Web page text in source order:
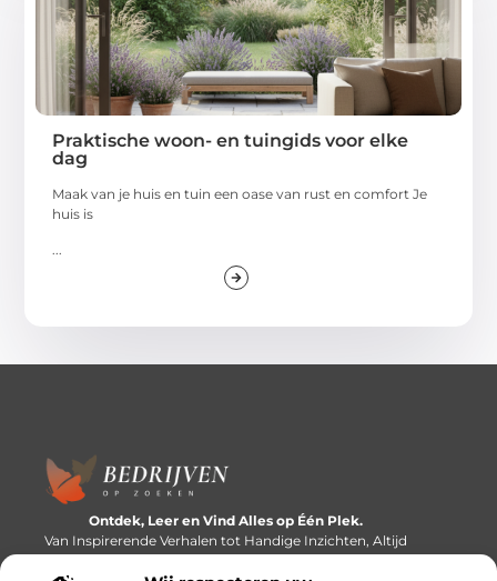
Praktische woon- en tuingids voor elke
dag
Maak van je huis en tuin een oase van rust en comfort Je
huis is
...
Ontdek, Leer en Vind Alles op Één Plek.
Van Inspirerende Verhalen tot Handige Inzichten, Altijd
Binnen Handbereik.